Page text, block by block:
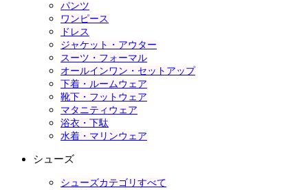
パンツ
ワンピース
ドレス
ジャケット・アウター
スーツ・フォーマル
オールインワン・セットアップ
下着・ルームウェア
靴下・フットウェア
マタニティウェア
浴衣・下駄
水着・マリンウェア
シューズ
シューズカテゴリすべて